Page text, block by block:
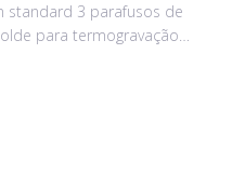
standard 3 parafusos de
para termogravação…